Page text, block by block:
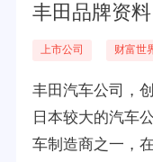
丰田品牌资料
上市公司 财富世
丰田汽车公司，
日本较大的汽车
车制造商之一，